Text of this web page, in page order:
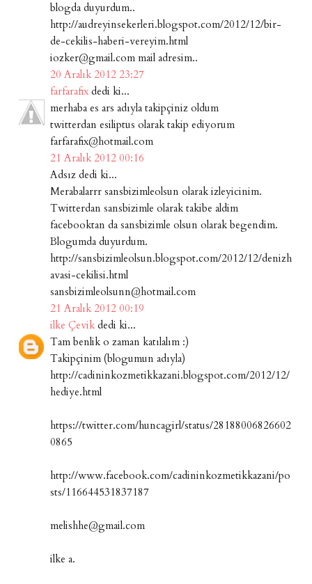
blogda duyurdum..
http://audreyinsekerleri.blogspot.com/2012/12/bir-
de-cekilis-haberi-vereyim.html
iozker@gmail.com mail adresim..
20 Aralık 2012 23:27
farfarafixdedi ki...
merhaba es ars adıyla takipçiniz oldum
twitterdan esiliptus olarak takip ediyorum
farfarafix@hotmail.com
21 Aralık 2012 00:16
Adsız dedi ki...
Merabalarrr sansbizimleolsun olarak izleyicinim.
Twitterdan sansbizimle olarak takibe aldim
facebooktan da sansbizimle olsun olarak begendim.
Blogumda duyurdum.
http://sansbizimleolsun.blogspot.com/2012/12/denizh
avasi-cekilisi.html
sansbizimleolsunn@hotmail.com
21 Aralık 2012 00:19
ilke Çevikdedi ki...
Tam benlik o zaman katılalım :)
Takipçinim (blogumun adıyla)
http://cadininkozmetikkazani.blogspot.com/2012/12/
hediye.html
https://twitter.com/huncagirl/status/28188006826602
0865
http://www.facebook.com/cadininkozmetikkazani/po
sts/116644531837187
melishhe@gmail.com
ilke a.